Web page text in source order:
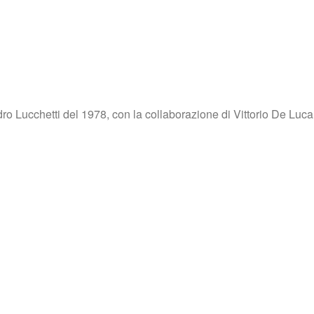
Lucchetti del 1978, con la collaborazione di Vittorio De